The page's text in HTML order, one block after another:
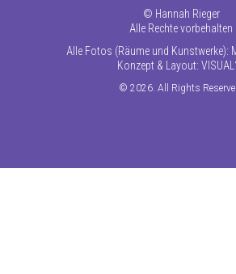
© Hannah Rieger
Alle Rechte vorbehalten
Alle Fotos (Räume und Kunstwerke):
Konzept & Layout:
© 2026. All Rights